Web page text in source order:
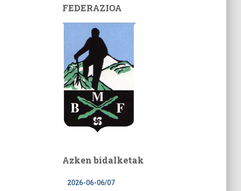
FEDERAZIOA
Azken bidalketak
2026-06-06/07